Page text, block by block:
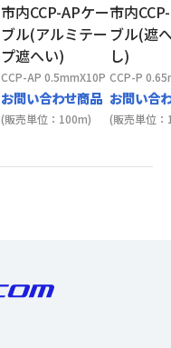
市内CCP-APケー
ブル(アルミテー
プ遮へい)
CCP-AP 0.5mmX10P
お問い合わせ商品
(販売単位：100m)
市内
ブル(遮
し)
CCP-P
お問い合
(販売単位